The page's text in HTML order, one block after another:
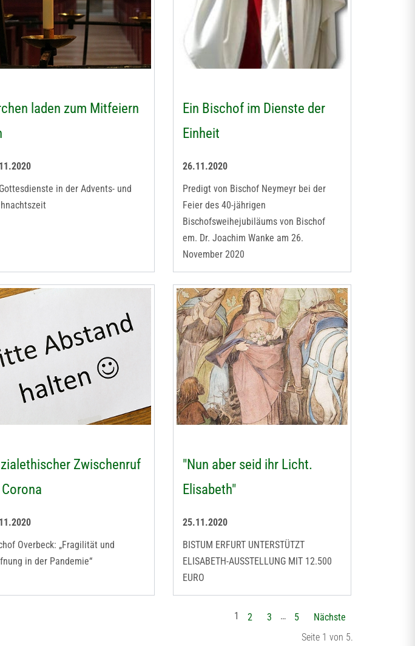
laden zum Mitfeiern
in der Advents- und
Ein Bischof im Dienste der
Einheit
26.11.2020
Predigt von Bischof Neymeyr bei der
Feier des 40-jährigen
Bischofsweihejubiläums von Bischof
em. Dr. Joachim Wanke am 26.
November 2020
Zwischenruf
Overbeck: „Fragilität und
in der Pandemie“
"Nun aber seid ihr Licht.
Elisabeth"
25.11.2020
BISTUM ERFURT UNTERSTÜTZT
ELISABETH-AUSSTELLUNG MIT 12.500
EURO
Seite 1 von 5.
1 2 3 … 5 Nächste